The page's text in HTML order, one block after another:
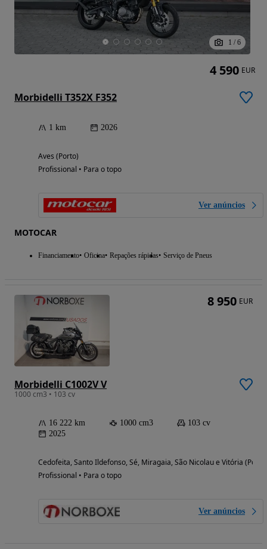
1 / 6
Morbidelli T352X F352
1 km 2026
Aves (Porto)
Profissional • Para o topo
Ver anúncios
MOTOCAR
Financiamento Oficina Repações rápidas Serviço de Pneus
4 590 EUR
Morbidelli C1002V V
1000 cm3 • 103 cv
16 222 km 1000 cm3
103 cv
2025
Cedofeita, Santo Ildefonso, Sé, Miragaia, São Nicolau e Vitória (Porto)
Profissional • Para o topo
Ver anúncios
8 950 EUR